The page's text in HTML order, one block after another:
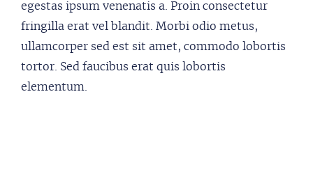
egestas ipsum venenatis a. Proin consectetur
fringilla erat vel blandit. Morbi odio metus,
ullamcorper sed est sit amet, commodo lobortis
tortor. Sed faucibus erat quis lobortis
elementum.